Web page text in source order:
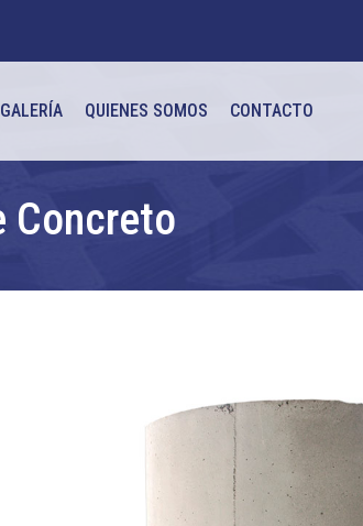
GALERÍA QUIENES SOMOS CONTACTO
Concreto